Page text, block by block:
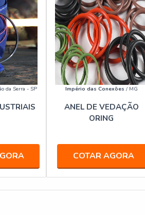
da Serra - SP Império das Conexões / MG
ANEL DE VEDAÇÃO
ORING
COTAR AGORA